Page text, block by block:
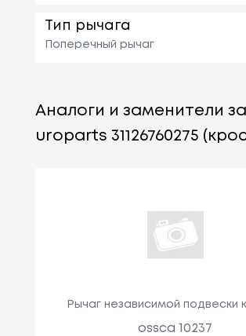
Тип рычага
Поперечный рычаг
Аналоги и заменители
uroparts 31126760275
Рычаг независимой подвески
ossca 10237